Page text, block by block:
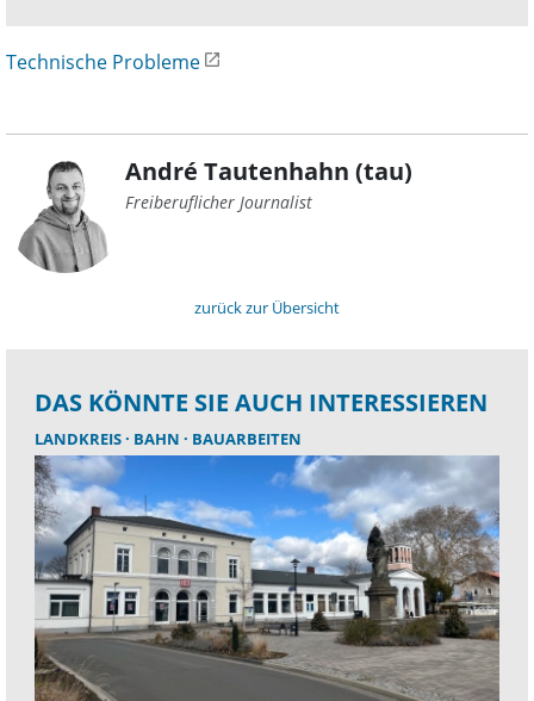
Technische Probleme
André Tautenhahn (tau)
Freiberuflicher Journalist
zurück zur Übersicht
DAS KÖNNTE SIE AUCH INTERESSIEREN
LANDKREIS BAHN BAUARBEITEN